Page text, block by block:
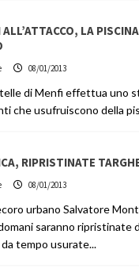
LA
08/01/2013
di Menfi effettua uno
che usufruiscono della
RIPRISTINATE
08/01/2013
urbano Salvatore
saranno ripristinate
tempo usurate...